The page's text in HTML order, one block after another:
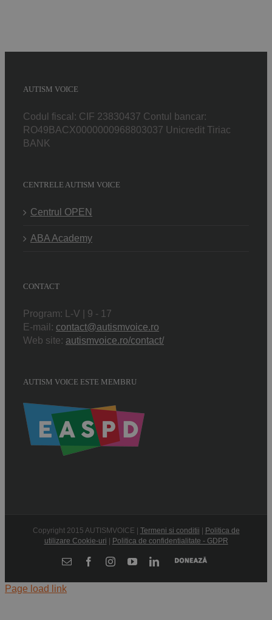
AUTISM VOICE
Codul fiscal: CIF 23830437 Contul bancar:
RO49BACX0000000968803037 Unicredit Tiriac
BANK
CENTRELE AUTISM VOICE
Centrul OPEN
ABA Academy
CONTACT
Program: L-V | 9 - 17
E-mail: contact@autismvoice.ro
Web site: autismvoice.ro/contact/
AUTISM VOICE ESTE MEMBRU
Copyright 2015 AUTISMVOICE | Termeni si conditii | Politica de
utilizare Cookie-uri | Politica de confidentialitate - GDPR
E-
FacebookInstagramYouTubeLinkedIn
Donează
Page load link